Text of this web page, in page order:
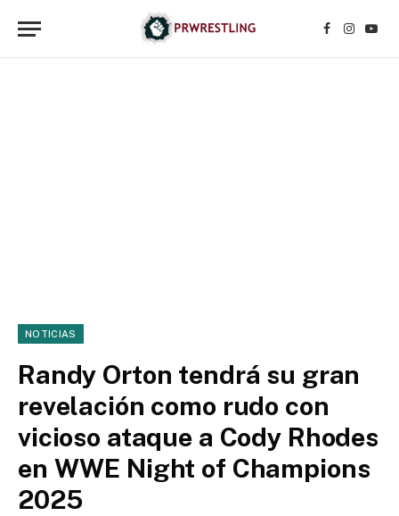
Facebook
NOTICIAS
Randy Orton tendrá su gran
revelación como rudo con
vicioso ataque a Cody Rhodes
en WWE Night of Champions
2025